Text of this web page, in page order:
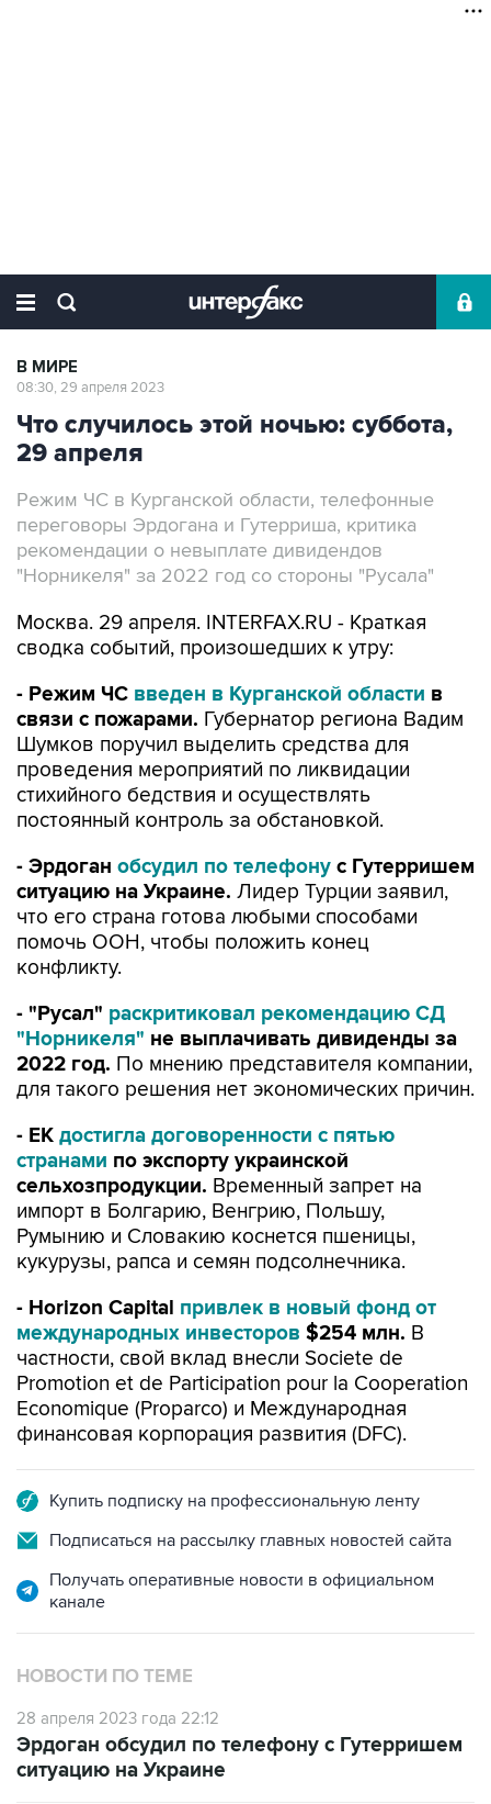
В МИРЕ
08:30, 29 апреля 2023
Что случилось этой ночью: суббота,
29 апреля
Режим ЧС в Курганской области, телефонные
переговоры Эрдогана и Гутерриша, критика
рекомендации о невыплате дивидендов
"Норникеля" за 2022 год со стороны "Русала"
Москва. 29 апреля. INTERFAX.RU - Краткая
сводка событий, произошедших к утру:
- Режим ЧС введен в Курганской области в
связи с пожарами. Губернатор региона Вадим
Шумков поручил выделить средства для
проведения мероприятий по ликвидации
стихийного бедствия и осуществлять
постоянный контроль за обстановкой.
- Эрдоган обсудил по телефону с Гутерришем
ситуацию на Украине. Лидер Турции заявил,
что его страна готова любыми способами
помочь ООН, чтобы положить конец
конфликту.
- "Русал" раскритиковал рекомендацию СД
"Норникеля" не выплачивать дивиденды за
2022 год. По мнению представителя компании,
для такого решения нет экономических причин.
- ЕК достигла договоренности с пятью
странами по экспорту украинской
сельхозпродукции. Временный запрет на
импорт в Болгарию, Венгрию, Польшу,
Румынию и Словакию коснется пшеницы,
кукурузы, рапса и семян подсолнечника.
- Horizon Capital привлек в новый фонд от
международных инвесторов $254 млн. В
частности, свой вклад внесли Societe de
Promotion et de Participation pour la Cooperation
Economique (Proparco) и Международная
финансовая корпорация развития (DFC).
Купить подписку на профессиональную ленту
Подписаться на рассылку главных новостей сайта
Получать оперативные новости в официальном
канале
НОВОСТИ ПО ТЕМЕ
28 апреля 2023 года 22:12
Эрдоган обсудил по телефону с Гутерришем
ситуацию на Украине